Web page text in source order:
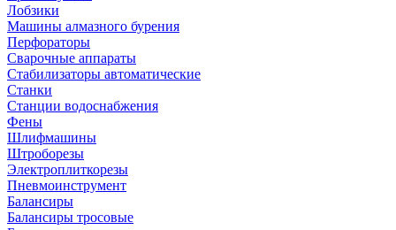
Лобзики
Машины алмазного бурения
Перфораторы
Сварочные аппараты
Стабилизаторы автоматические
Станки
Станции водоснабжения
Фены
Шлифмашины
Штроборезы
Электроплиткорезы
Пневмоинструмент
Балансиры
Балансиры тросовые